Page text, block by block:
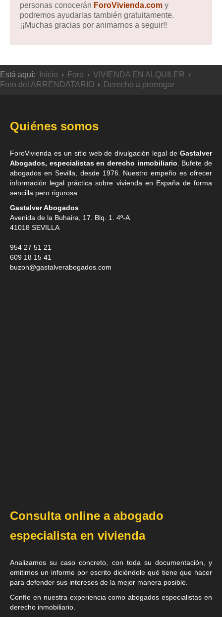
personas conocerán ForoVivienda.com y
podremos ayudarlas también gratuitamente.
¡¡Muchas gracias por animarnos a seguir!!
Está aquí: Inicio Foro
VIVIENDA EN ALQUILER
Foro del ARRENDATARIO
Derecho a prorrogar
Quiénes somos
ForoVivienda es un sitio web de divulgación legal de Gastalver
Abogados, especialistas en derecho inmobiliario . Bufete de
abogados en Sevilla , desde 1976. Nuestro empeño es ofrecer
información legal práctica sobre vivienda en España de forma
sencilla pero rigurosa.
Gastalver Abogados
Avenida de la Buhaira, 17. Blq. 1. 4º-A
41018 SEVILLA
954 27 51 21
609 18 15 41
buzon@gastalverabogados.com
Consulta online a abogado
especialista en vivienda
Analizamos su caso concreto, con toda su documentación, y
emitimos un informe por escrito diciéndole qué tiene que hacer
para defender sus intereses de la mejor manera posible.
Confíe en nuestra experiencia comoabogados especialistas en
derecho inmobiliario